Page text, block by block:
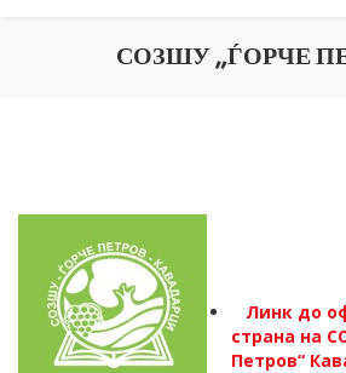
СОЗШУ „ЃОРЧЕ
Линк до
страна на
Петров“